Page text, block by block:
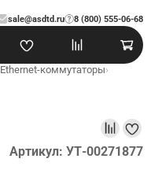
sale@asdtd.ru 8 (800) 555-06-68
?
Ethernet-коммутаторы›
Артикул: УТ-00271877